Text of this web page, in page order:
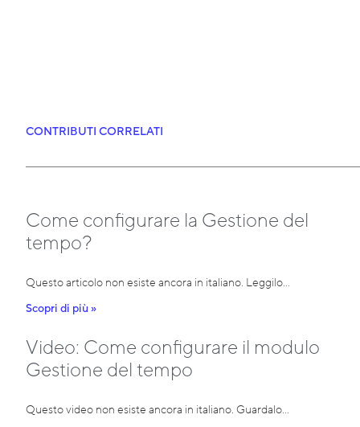
CONTRIBUTI CORRELATI
Come configurare la Gestione del
tempo?
Questo articolo non esiste ancora in italiano. Leggilo…
Scopri di più »
Video: Come configurare il modulo
Gestione del tempo
Questo video non esiste ancora in italiano. Guardalo…